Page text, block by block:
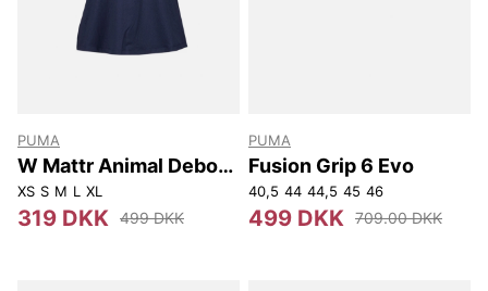
PUMA
W Mattr Animal Deboss
Ss Polo
XS S M L XL
319 DKK 499 DKK
PUMA
Fusion Grip 6 Evo
40,5 44 44,5 45 46
499 DKK 709.00 DKK